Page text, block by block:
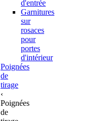
d'entrée
Garnitures
sur
rosaces
pour
portes
d'intérieur
Poignées
de
tirage
‹
Poignées
de